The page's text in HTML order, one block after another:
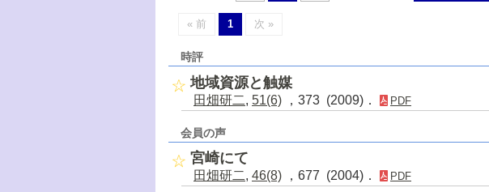
« 前 1 次 »
時評
地域資源と触媒
田畑研二, 51(6) ，373 (2009)． PDF
会員の声
宮崎にて
田畑研二, 46(8) ，677 (2004)． PDF